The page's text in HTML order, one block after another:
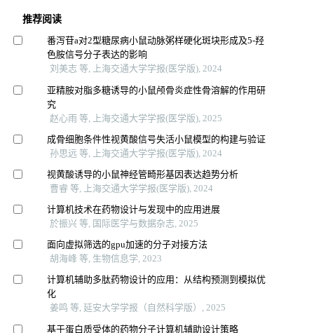
推荐阅读
番泻苷a对2型糖尿病小鼠动脉粥样硬化斑块形成及5-羟
色胺信号分子表达的影响
刘美志 等, 上海交通大学学报(医学版), 2024
亚精胺对脂多糖诱导的小鼠颅骨炎症性骨溶解的作用研
究
赵心雨 等, 上海交通大学学报(医学版), 2025
成骨细胞条件性视黄酸信号失活小鼠模型的构建与验证
孙思远 等, 上海交通大学学报(医学版), 2024
视黄酸诱导的小鼠神经管畸形基因表达趋势分析
曹睿 等, 上海交通大学学报(医学版), 2024
计算机技术在药物设计与发现中的应用进展
於振兴 等, 国际医学与数据杂志, 2025
面向虚拟筛选的gpu加速的分子对接方法
胡海峰 等, 生物信息学, 2023
计算机辅助多肽药物设计的应用：从结构预测到模拟优
化
姜鸣 等, 延安大学学报（自然科学版）, 2025
基于蛋白质受体的药物分子计算机辅助设计策略